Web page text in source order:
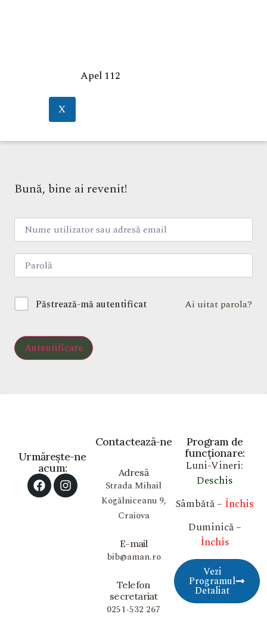
Apel 112
X
Bună, bine ai revenit!
Păstrează-mă autentificat Ai uitat parola?
Autentificare
Program de
funcționare:
Luni-Vineri:
Deschis
Sâmbătă – Închis
Duminică –
Închis
Vezi
Programul
Detaliat
Contactează-ne
Adresă
Strada Mihail
Kogălniceanu 9,
Craiova
E-mail
bib@aman.ro
Telefon
secretariat
0251-532 267
Urmărește-ne
acum: